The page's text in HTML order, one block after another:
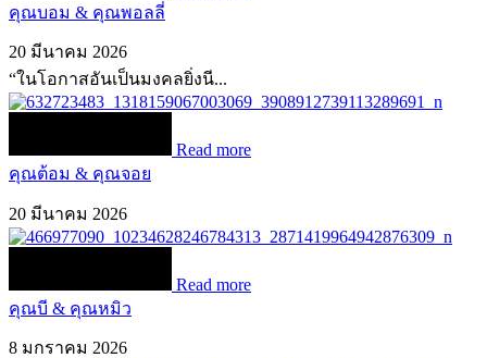
คุณบอม & คุณพอลลี่
20 มีนาคม 2026
“ในโอกาสอันเป็นมงคลยิ่งนี...
Read more
คุณต้อม & คุณจอย
20 มีนาคม 2026
Read more
คุณบี & คุณหมิว
8 มกราคม 2026